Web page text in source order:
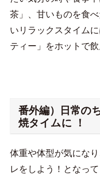
茶」、甘いものを食
いリラックスタイム
ティー」をホットで飲
番外編）日常の
焼タイムに ！
体重や体型が気にな
レをしよう！となっ